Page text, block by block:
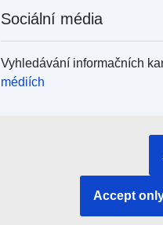
Sociální média
Vyhledávání informačních
médiích
Orgány a instituce EU
Accept